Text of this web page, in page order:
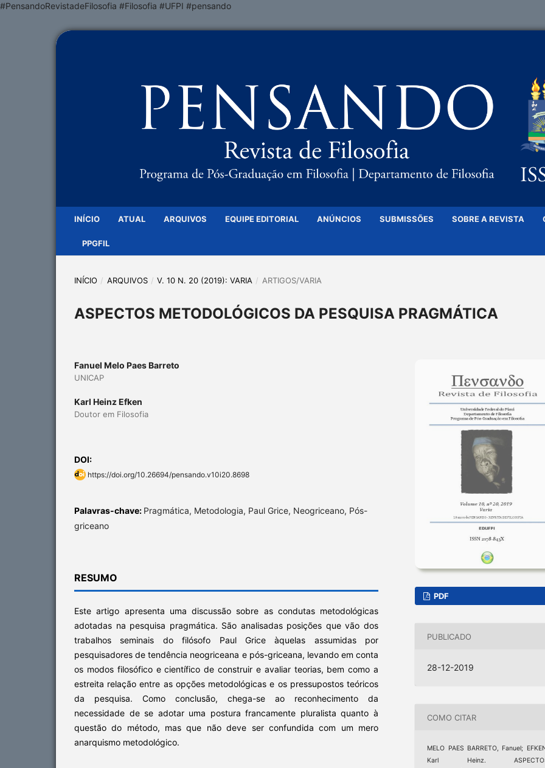
#PensandoRevistadeFilosofia #Filosofia #UFPI #pensando
INÍCIO ATUAL ARQUIVOS EQUIPE EDITORIAL ANÚNCIOS SUBMISSÕES SOBRE A REVISTA
PPGFIL
INÍCIO / ARQUIVOS / V. 10 N. 20 (2019): VARIA / ARTIGOS/VARIA
ASPECTOS METODOLÓGICOS DA PESQUISA PRAGMÁTICA
Fanuel Melo Paes Barreto
UNICAP
Karl Heinz Efken
Doutor em Filosofia
DOI:
https://doi.org/10.26694/pensando.v10i20.8698
Palavras-chave: Pragmática, Metodologia, Paul Grice, Neogriceano, Pós-
griceano
RESUMO
Este artigo apresenta uma discussão sobre as condutas metodológicas
adotadas na pesquisa pragmática. São analisadas posições que vão dos
trabalhos seminais do filósofo Paul Grice àquelas assumidas por
pesquisadores de tendência neogriceana e pós-griceana, levando em conta
os modos filosófico e científico de construir e avaliar teorias, bem como a
estreita relação entre as opções metodológicas e os pressupostos teóricos
da pesquisa. Como conclusão, chega-se ao reconhecimento da
necessidade de se adotar uma postura francamente pluralista quanto à
questão do método, mas que não deve ser confundida com um mero
anarquismo metodológico.
PDF
PUBLICADO
28-12-2019
COMO CITAR
MELO PAES BARRETO, Fanuel;
Karl Heinz.